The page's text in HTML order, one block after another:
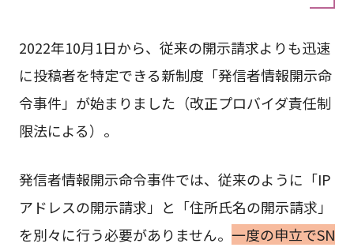
2022年10月1日から、従来の開示請求よりも迅速
に投稿者を特定できる新制度「発信者情報開示命
令事件」が始まりました（改正プロバイダ責任制
限法による）。
発信者情報開示命令事件では、従来のように「IP
アドレスの開示請求」と「住所氏名の開示請求」
を別々に行う必要がありません。 一度の申立でSN